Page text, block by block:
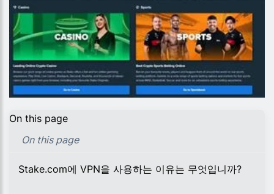
On this page
On this page
Stake.com에 VPN을 사용하는 이유는 무엇입니까?